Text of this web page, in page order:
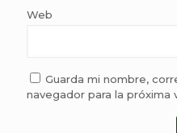
Web
Guarda mi nombre,
navegador para la próxima